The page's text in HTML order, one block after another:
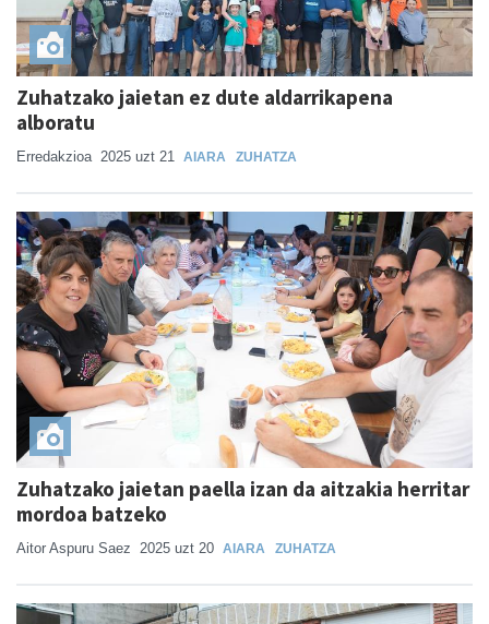
Zuhatzako jaietan ez dute aldarrikapena
alboratu
Erredakzioa 2025 uzt 21 AIARA ZUHATZA
Zuhatzako jaietan paella izan da aitzakia herritar
mordoa batzeko
Aitor Aspuru Saez 2025 uzt 20 AIARA ZUHATZA